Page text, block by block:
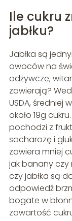
Ile cukru
jabłku?
Jabłka są
owoców na
odżywcze,
zawierają?
USDA, średniej
około 19g
pochodzi z
sacharozę i
zawiera mniej
jak banany czy
czy jabłka są
odpowiedź
bogate w
zawartość